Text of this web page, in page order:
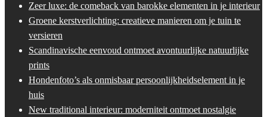
Zeer luxe: de comeback van barokke elementen in je interieur
Groene kerstverlichting: creatieve manieren om je tuin te
versieren
Scandinavische eenvoud ontmoet avontuurlijke natuurlijke
prints
Hondenfoto’s als onmisbaar persoonlijkheidselement in je
huis
New traditional interieur: moderniteit ontmoet nostalgie